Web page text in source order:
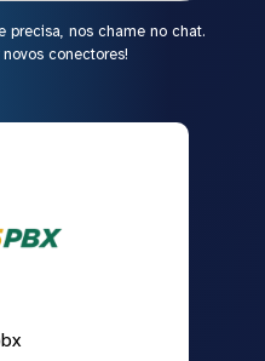
precisa, nos chame no chat.
conectores!